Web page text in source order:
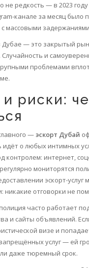
не редкость — в 2023
канале за месяц было
с массовыми
Дубае — это закрытый
и
проблемами
риски:
— эскорт Дубай
идёт о любых интимных
контролем: интернет,
мониторятся
эскорт-услуг
никакие отговорки не
часто работает
и сайты объявлений.
визе и
услуг — ей
даже тюремный срок.